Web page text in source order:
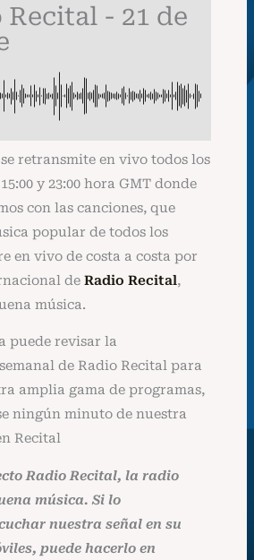
- 21 de
retransmite en vivo todos los
y 23:00 hora GMT donde
con las canciones, que
popular de todos los
en vivo de costa a costa por
de Radio Recital,
música.
puede revisar la
de Radio Recital para
amplia gama de programas,
ningún minuto de nuestra
Recital
Radio Recital, la radio
música. Si lo
nuestra señal en su
puede hacerlo en